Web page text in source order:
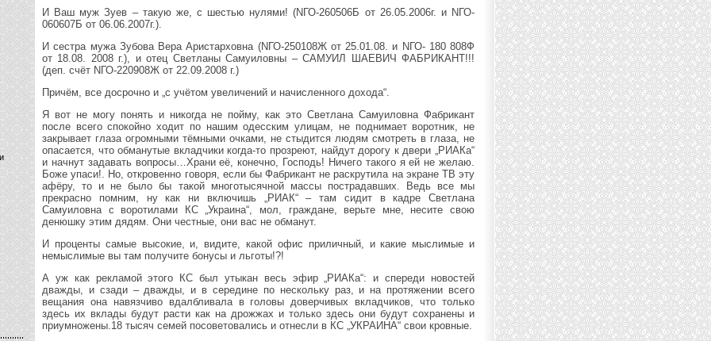
И Ваш муж Зуев – такую же, с шестью нулями! (NГО-260506Б от 26.05.2006г. и NГО-
060607Б от 06.06.2007г.).
И сестра мужа Зубова Вера Аристарховна (NГО-250108Ж от 25.01.08. и NГО- 180 808Ф
от 18.08. 2008 г.), и отец Светланы Самуиловны – САМУИЛ ШАЕВИЧ ФАБРИКАНТ!!!
(деп. счёт NГО-220908Ж от 22.09.2008 г.)
Причём, все досрочно и „с учётом увеличений и начисленного дохода“.
Я вот не могу понять и никогда не пойму, как это Светлана Самуиловна Фабрикант
после всего спокойно ходит по нашим одесским улицам, не поднимает воротник, не
закрывает глаза огромными тёмными очками, не стыдится людям смотреть в глаза, не
опасается, что обманутые вкладчики когда-то прозреют, найдут дорогу к двери „РИАКа“
и начнут задавать вопросы…Храни её, конечно, Господь! Ничего такого я ей не желаю.
Боже упаси!. Но, откровенно говоря, если бы Фабрикант не раскрутила на экране ТВ эту
афёру, то и не было бы такой многотысячной массы пострадавших. Ведь все мы
прекрасно помним, ну как ни включишь „РИАК“ – там сидит в кадре Светлана
Самуиловна с воротилами КС „Украина“, мол, граждане, верьте мне, несите свою
денюшку этим дядям. Они честные, они вас не обманут.
И проценты самые высокие, и, видите, какой офис приличный, и какие мыслимые и
немыслимые вы там получите бонусы и льготы!?!
А уж как рекламой этого КС был утыкан весь эфир „РИАКа“: и спереди новостей
дважды, и сзади – дважды, и в середине по нескольку раз, и на протяжении всего
вещания она навязчиво вдалбливала в головы доверчивых вкладчиков, что только
здесь их вклады будут расти как на дрожжах и только здесь они будут сохранены и
приумножены.18 тысяч семей посоветовались и отнесли в КС „УКРАИНА“ свои кровные.